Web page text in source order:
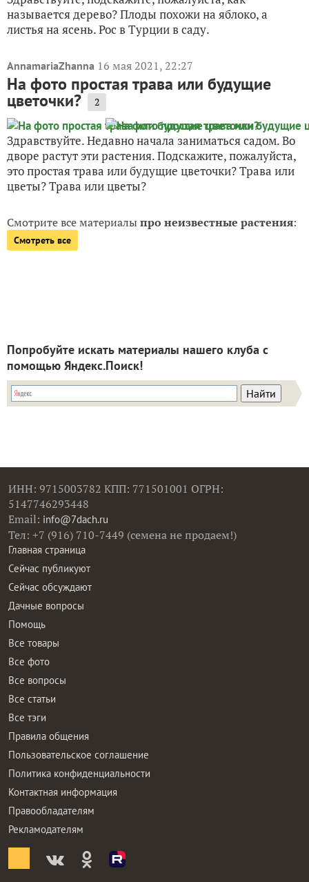
называется дерево? Плоды похожи на яблоко, а
листья на ясень. Рос в Турции в саду.
AnnamariaZhanna 16 мая 2021, 22:27
На фото простая трава или будущие
цветочки? 2
Здравствуйте. Недавно начала заниматься садом. Во
дворе растут эти растения. Подскажите, пожалуйста,
это простая трава или будущие цветочки? Трава или
цветы? Трава или цветы?
Смотрите все материалыпро неизвестные растения:
Смотреть все
Попробуйте искать материалы нашего клуба с
помощью Яндекс.Поиск!
ИНН: 9715003782 КПП: 771501001 ОГРН:
5147746293448
Email: info@7dach.ru
Тел: +7 (916) 710-7449 (семена не продаем!)
Главная страница
Сейчас публикуют
Сейчас обсуждают
Дачные вопросы
Помощь
Все товары
Все фото
Все вопросы
Все статьи
Все тэги
Правила общения
Пользовательское соглашение
Политика конфиденциальности
Контактная информация
Правообладателям
Рекламодателям